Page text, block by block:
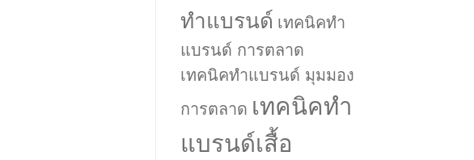
ทำแบรนด์ เทคนิคทำ
แบรนด์ การตลาด
เทคนิคทำแบรนด์ มุมมอง
การตลาด เทคนิคทำ
แบรนด์เสื้อ